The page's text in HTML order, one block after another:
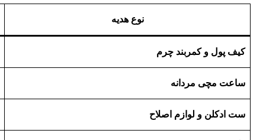
نوع هدیه
کیف پول و کمربند چرم
ساعت مچی مردانه
ست ادکلن و لوازم اصلاح